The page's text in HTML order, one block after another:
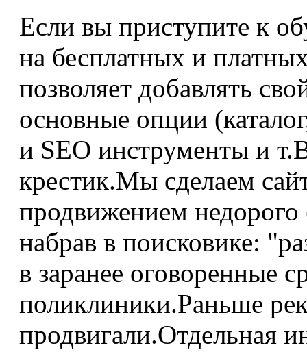
Если вы приступите к
на бесплатных и
позволяет добавлять
основные опции
и SEO инструменты и
крестик.Мы сделаем
продвижением
набрав в поисковике:
в заранее оговоренные
поликлиники.Раньше
продвигали.Отдельная